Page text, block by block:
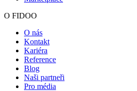
O FIDOO
O nás
Kontakt
Kariéra
Reference
Blog
Naši partneři
Pro média